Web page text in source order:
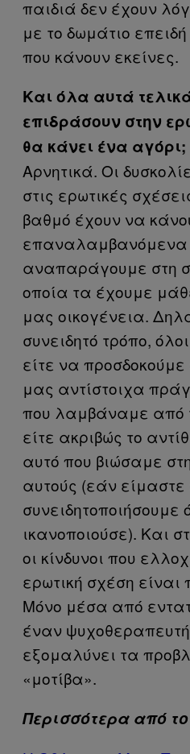
παιδιά δεν έχουν
με το δωμάτιο
που κάνουν εκείνες.
Και όλα αυτά
επιδράσουν στην
θα κάνει ένα αγόρι;
Αρνητικά. Οι
στις ερωτικές
βαθμό έχουν να
επαναλαμβανόμενα
αναπαράγουμε στη
οποία τα έχουμε
μας οικογένεια.
συνειδητό τρόπο,
είτε να
μας αντίστοιχα
που λαμβάναμε από
είτε ακριβώς το
αυτό που βιώσαμε
αυτούς (εάν
συνειδητοποιήσουμε
ικανοποιούσε). Και
οι κίνδυνοι που
ερωτική σχέση
Μόνο μέσα από
έναν
εξομαλύνει τα
«μοτίβα».
Περισσότερα από το